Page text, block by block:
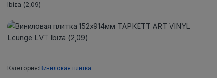
Ibiza (2,09)
Категория:Виниловая плитка